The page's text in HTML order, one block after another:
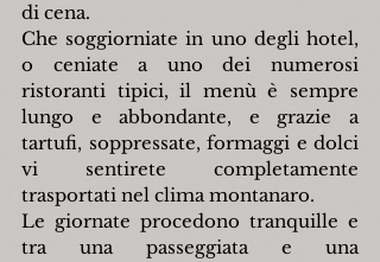
di cena.
Che soggiorniate in uno degli hotel,
o ceniate a uno dei numerosi
ristoranti tipici, il menù è sempre
lungo e abbondante, e grazie a
tartufi, soppressate, formaggi e dolci
vi sentirete completamente
trasportati nel clima montanaro.
Le giornate procedono tranquille e
tra una passeggiata e una